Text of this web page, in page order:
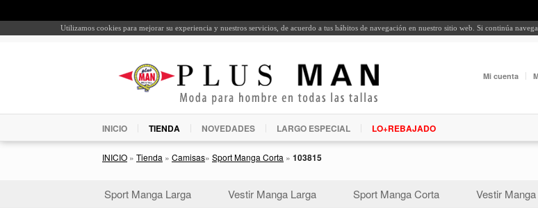
Utilizamos cookies para mejorar su experiencia y nuestros servicios, de acuerdo a tus hábitos de navegación en nuestro sitio web. Si continúa
Mi cuenta
INICIO TIENDA NOVEDADES LARGO ESPECIAL LO+REBAJADO
INICIO » Tienda » Camisas» Sport Manga Corta » 103815
Sport Manga Larga Vestir Manga Larga Sport Manga Corta Vestir